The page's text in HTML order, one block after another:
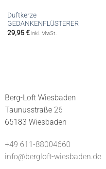
Duftkerze
GEDANKENFLÜSTERER
29,95€ inkl. MwSt.
Berg-Loft Wiesbaden
Taunusstraße 26
65183 Wiesbaden
+49 611-88004660
info@bergloft-wiesbaden.de